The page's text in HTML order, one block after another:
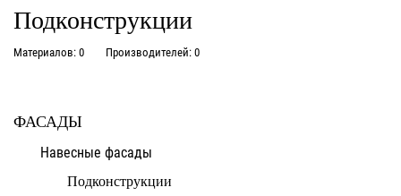
Подконструкции
Материалов: 0 Производителей: 0
ФАСАДЫ
Навесные фасады
Подконструкции